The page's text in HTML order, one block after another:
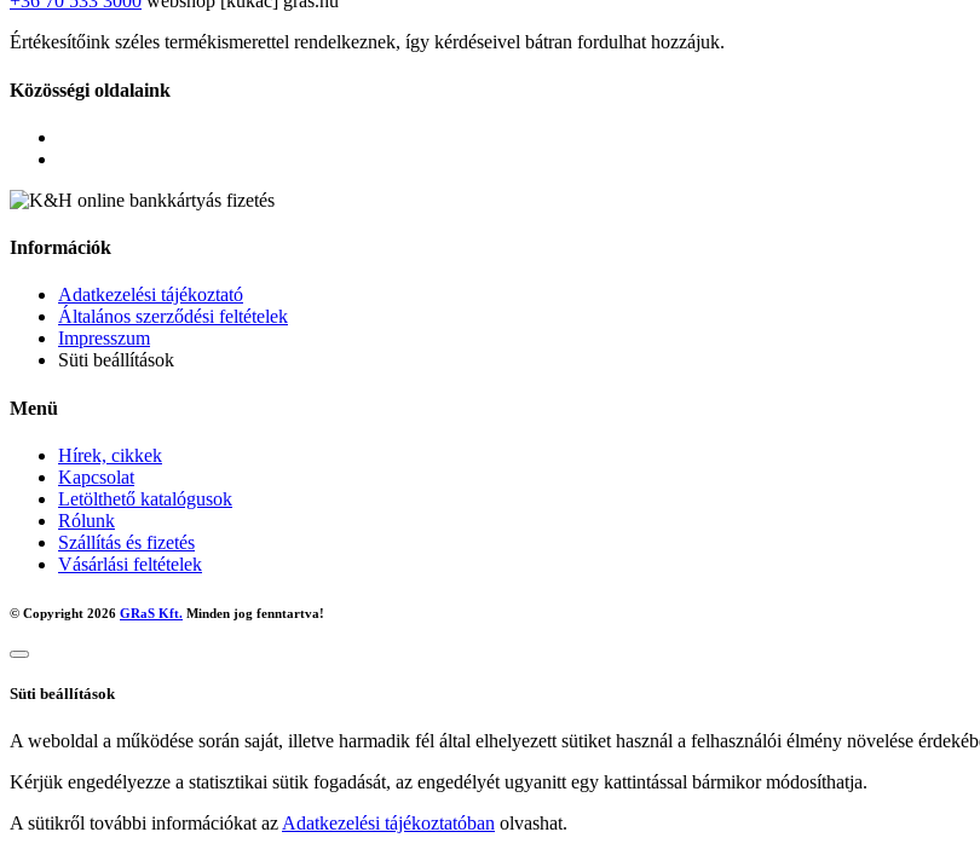
Értékesítőink széles termékismerettel rendelkeznek, így kérdéseivel bátran fordulhat hozzájuk.
Közösségi oldalaink
Információk
Adatkezelési tájékoztató
Általános szerződési feltételek
Impresszum
Süti beállítások
Menü
Hírek, cikkek
Kapcsolat
Letölthető katalógusok
Rólunk
Szállítás és fizetés
Vásárlási feltételek
© Copyright 2026 GRaS Kft. Minden jog fenntartva!
Süti beállítások
A weboldal a működése során saját, illetve harmadik fél által elhelyezett sütiket használ a felhasználói élmény növelése
Kérjük engedélyezze a statisztikai sütik fogadását, az engedélyét ugyanitt egy kattintással bármikor módosíthatja.
A sütikről további információkat az Adatkezelési tájékoztatóban olvashat.